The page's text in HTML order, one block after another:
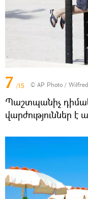
7 /15 © AP Photo /
Պաշտպանիչ
վարժություններ է